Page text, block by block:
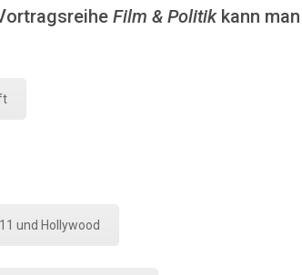
Film & Politikkann
und Hollywood